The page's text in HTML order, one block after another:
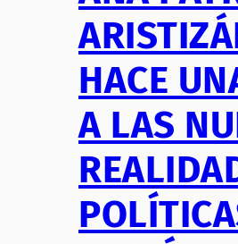
HACE
A LAS